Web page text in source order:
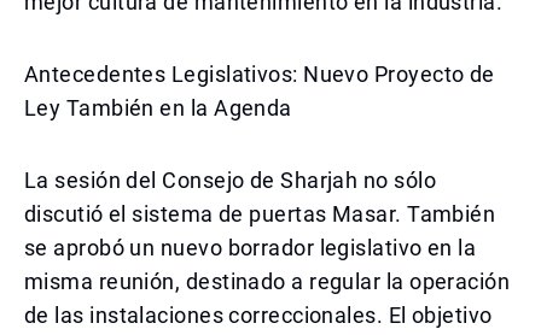
Antecedentes Legislativos: Nuevo Proyecto de
Ley También en la Agenda
La sesión del Consejo de Sharjah no sólo
discutió el sistema de puertas Masar. También
se aprobó un nuevo borrador legislativo en la
misma reunión, destinado a regular la operación
de las instalaciones correccionales. El objetivo